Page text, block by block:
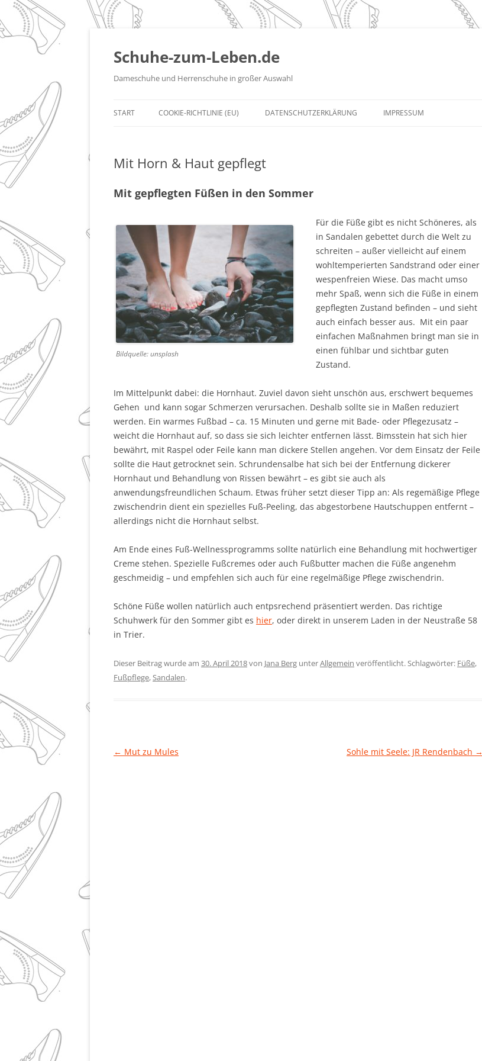
Zum
springen
Schuhe-zum-Leben.de
Dameschuhe und Herrenschuhe in großer Auswahl
START COOKIE-RICHTLINIE (EU) DATENSCHUTZERKLÄRUNG IMPRESSUM
Mit Horn & Haut gepflegt
Mit gepflegten Füßen in den Sommer
Bildquelle: unsplash
Für die Füße gibt es nicht Schöneres, als
in Sandalen gebettet durch die Welt zu
schreiten – außer vielleicht auf einem
wohltemperierten Sandstrand oder einer
wespenfreien Wiese. Das macht umso
mehr Spaß, wenn sich die Füße in einem
gepflegten Zustand befinden – und sieht
auch einfach besser aus. Mit ein paar
einfachen Maßnahmen bringt man sie in
einen fühlbar und sichtbar guten
Zustand.
Im Mittelpunkt dabei: die Hornhaut. Zuviel davon sieht unschön aus, erschwert bequemes
Gehen und kann sogar Schmerzen verursachen. Deshalb sollte sie in Maßen reduziert
werden. Ein warmes Fußbad – ca. 15 Minuten und gerne mit Bade- oder Pflegezusatz –
weicht die Hornhaut auf, so dass sie sich leichter entfernen lässt. Bimsstein hat sich hier
bewährt, mit Raspel oder Feile kann man dickere Stellen angehen. Vor dem Einsatz der Feile
sollte die Haut getrocknet sein. Schrundensalbe hat sich bei der Entfernung dickerer
Hornhaut und Behandlung von Rissen bewährt – es gibt sie auch als
anwendungsfreundlichen Schaum. Etwas früher setzt dieser Tipp an: Als regemäßige Pflege
zwischendrin dient ein spezielles Fuß-Peeling, das abgestorbene Hautschuppen entfernt –
allerdings nicht die Hornhaut selbst.
Am Ende eines Fuß-Wellnessprogramms sollte natürlich eine Behandlung mit hochwertiger
Creme stehen. Spezielle Fußcremes oder auch Fußbutter machen die Füße angenehm
geschmeidig – und empfehlen sich auch für eine regelmäßige Pflege zwischendrin.
Schöne Füße wollen natürlich auch entpsrechend präsentiert werden. Das richtige
Schuhwerk für den Sommer gibt es hier, oder direkt in unserem Laden in der Neustraße 58
in Trier.
Dieser Beitrag wurde am 30. April 2018von Jana Berg unterAllgemein veröffentlicht. Schlagwörter: Füße,
Fußpflege,Sandalen.
Beitragsnavigation
← Mut zu Mules Sohle mit Seele: JR Rendenbach →